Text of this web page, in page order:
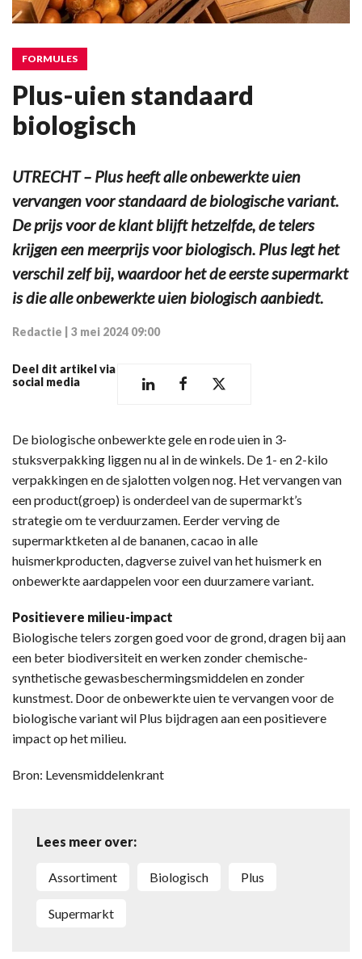
FORMULES
Plus-uien standaard
biologisch
UTRECHT – Plus heeft alle onbewerkte uien
vervangen voor standaard de biologische variant.
De prijs voor de klant blijft hetzelfde, de telers
krijgen een meerprijs voor biologisch. Plus legt het
verschil zelf bij, waardoor het de eerste supermarkt
is die alle onbewerkte uien biologisch aanbiedt.
Redactie 3 mei 2024 09:00
Deel dit artikel via
social media
De biologische onbewerkte gele en rode uien in 3-
stuksverpakking liggen nu al in de winkels. De 1- en 2-kilo
verpakkingen en de sjalotten volgen nog. Het vervangen van
een product(groep) is onderdeel van de supermarkt’s
strategie om te verduurzamen. Eerder verving de
supermarktketen al de bananen, cacao in alle
huismerkproducten, dagverse zuivel van het huismerk en
onbewerkte aardappelen voor een duurzamere variant.
Positievere milieu-impact
Biologische telers zorgen goed voor de grond, dragen bij aan
een beter biodiversiteit en werken zonder chemische-
synthetische gewasbeschermingsmiddelen en zonder
kunstmest. Door de onbewerkte uien te vervangen voor de
biologische variant wil Plus bijdragen aan een positievere
impact op het milieu.
Bron: Levensmiddelenkrant
Lees meer over:
Assortiment Biologisch Plus
Supermarkt